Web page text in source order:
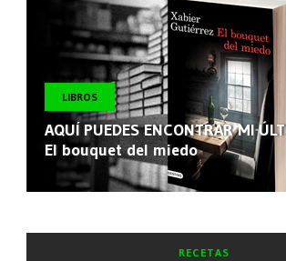
LIBROS
AQUÍ PUEDES ENCONTRAR MI
El bouquet del miedo
RECETAS